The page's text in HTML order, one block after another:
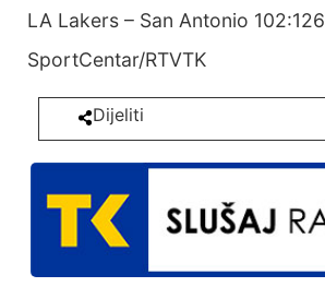
LA Lakers – San Antonio 102:126
SportCentar/RTVTK
Dijeliti